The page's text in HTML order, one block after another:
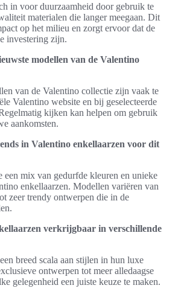
in voor duurzaamheid door gebruik te
materialen die langer meegaan. Dit
op het milieu en zorgt ervoor dat de
investering zijn.
modellen van de Valentino
van de Valentino collectie zijn vaak te
Valentino website en bij geselecteerde
kijken kan helpen om gebruik
aankomsten.
in Valentino enkellaarzen voor dit
een mix van gedurfde kleuren en unieke
enkellaarzen. Modellen variëren van
zeer trendy ontwerpen die in de
verkrijgbaar in verschillende
breed scala aan stijlen in hun luxe
ontwerpen tot meer alledaagse
gelegenheid een juiste keuze te maken.